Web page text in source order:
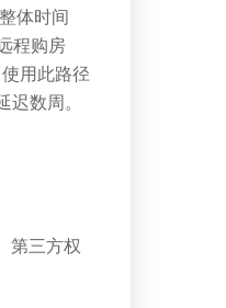
体时间
程购房
用此路径
数周。
第三方权